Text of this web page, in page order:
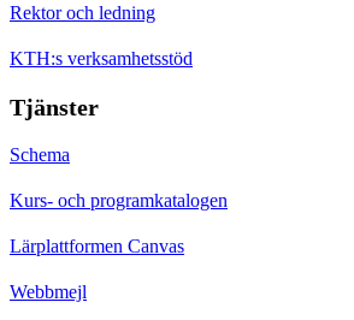
Rektor och ledning
KTH:s verksamhetsstöd
Tjänster
Schema
Kurs- och programkatalogen
Lärplattformen Canvas
Webbmejl